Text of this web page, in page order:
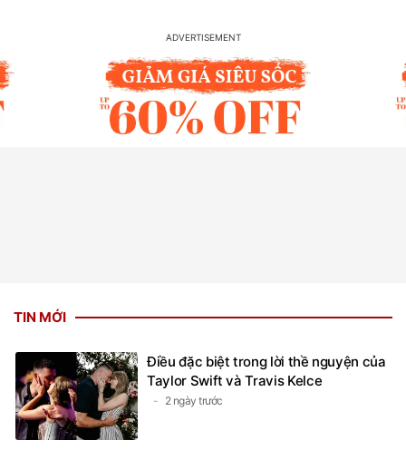
TIN MỚI
Điều đặc biệt trong lời thề nguyện của
Taylor Swift và Travis Kelce
2 ngày trước